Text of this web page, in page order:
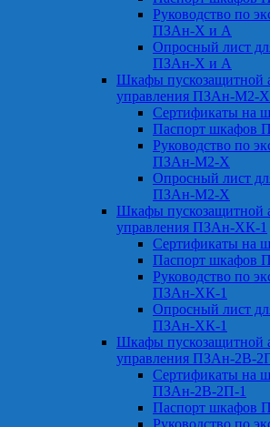
Руководство по
ПЗАн-Х и А
Опросный лист
ПЗАн-Х и А
Шкафы пускозащитной
управления ПЗАн-М2-Х
Сертификаты
Паспорт шкафов
Руководство по
ПЗАн-М2-Х
Опросный лист
ПЗАн-М2-Х
Шкафы пускозащитной
управления ПЗАн-ХК-1
Сертификаты на
Паспорт шкафов
Руководство по
ПЗАн-ХК-1
Опросный лист
ПЗАн-ХК-1
Шкафы пускозащитной
управления ПЗАн-2В-
Сертификаты на
ПЗАн-2В-2П-1
Паспорт шкафов
Руководство по